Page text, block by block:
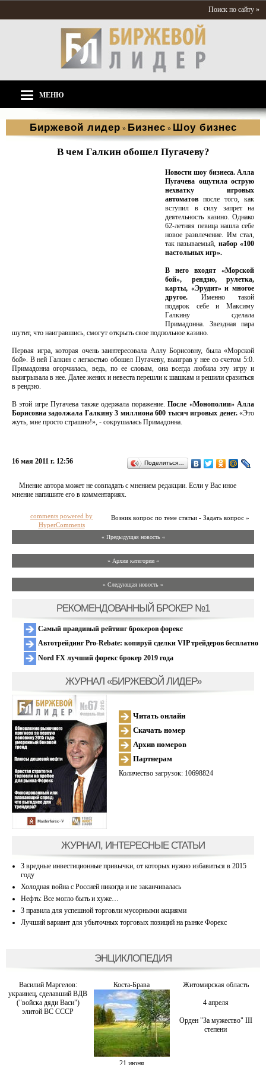
Поиск по сайту »
МЕНЮ
Биржевой лидер » Бизнес » Шоу бизнес
В чем Галкин обошел Пугачеву?
Новости шоу бизнеса. Алла
Пугачева ощутила острую
нехватку игровых
автоматов после того, как
вступил в силу запрет на
деятельность казино. Однако
62-летняя певица нашла себе
новое развлечение. Им стал,
так называемый, набор «100
настольных игр».
В него входят «Морской
бой», рендзю, рулетка,
карты, «Эрудит» и многое
другое. Именно такой
подарок себе и Максиму
Галкину сделала
Примадонна. Звездная пара
шутит, что наигравшись, смогут открыть свое подпольное казино.
Первая игра, которая очень заинтересовала Аллу Борисовну, была «Морской
бой». В ней Галкин с легкостью обошел Пугачеву, выиграв у нее со счетом 5:0.
Примадонна огорчилась, ведь, по ее словам, она всегда любила эту игру и
выигрывала в нее. Далее жених и невеста перешли к шашкам и решили сразиться
в рендзю.
В этой игре Пугачева также одержала поражение.После «Монополии» Алла
Борисовна задолжала Галкину 3 миллиона 600 тысяч игровых денег.«Это
жуть, мне просто страшно!», - сокрушалась Примадонна.
16 мая 2011 г. 12:56 Поделиться…
Мнение автора может не совпадать с мнением редакции. Если у Вас иное
мнение напишите его в комментариях.
Возник вопрос по теме статьи - Задать вопрос »
comments powered by
HyperComments
« Предыдущая новость «
» Архив категории «
» Следующая новость »
РЕКОМЕНДОВАННЫЙ БРОКЕР №1
Самый правдивый рейтинг брокеров форекс
Автотрейдинг Pro-Rebate: копируй сделки VIP трейдеров бесплатно
Nord FX лучший форекс брокер 2019 года
ЖУРНАЛ «БИРЖЕВОЙ ЛИДЕР»
Читать онлайн
Скачать номер
Архив номеров
Партнерам
Количество загрузок: 10698824
ЖУРНАЛ, ИНТЕРЕСНЫЕ СТАТЬИ
3 вредные инвестиционные привычки, от которых нужно избавиться в 2015
году
Холодная война с Россией никогда и не заканчивалась
Нефть: Все могло быть и хуже…
3 правила для успешной торговли мусорными акциями
Лучший вариант для убыточных торговых позиций на рынке Форекс
ЭНЦИКЛОПЕДИЯ
Василий Маргелов:
украинец, сделавший ВДВ
("войска дяди Васи")
элитой ВС СССР
Коста-Брава Житомирская область
21 июня
4 апреля
Орден "За мужество" III
степени